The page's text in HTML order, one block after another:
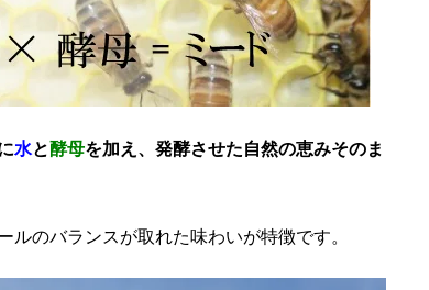
水と酵母を加え、発酵させた自然の恵みそのま
のバランスが取れた味わいが特徴です。